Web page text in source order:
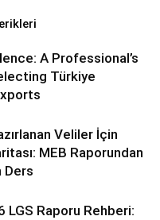
A Professional’s
Türkiye
Veliler İçin
MEB Raporundan
Ders
LGS Raporu Rehberi: